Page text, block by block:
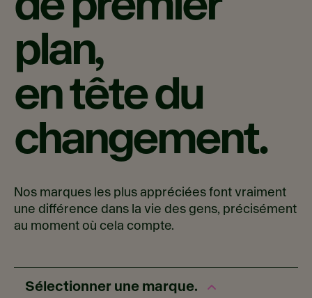
plan,
en tête du
changement.
Nos marques les plus appréciées font vraiment
une différence dans la vie des gens, précisément
au moment où cela compte.
Sélectionner une marque.